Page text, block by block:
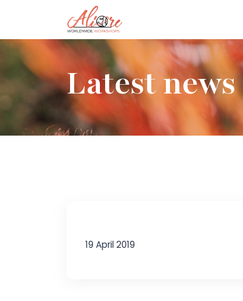
Latest news
19 April 2019